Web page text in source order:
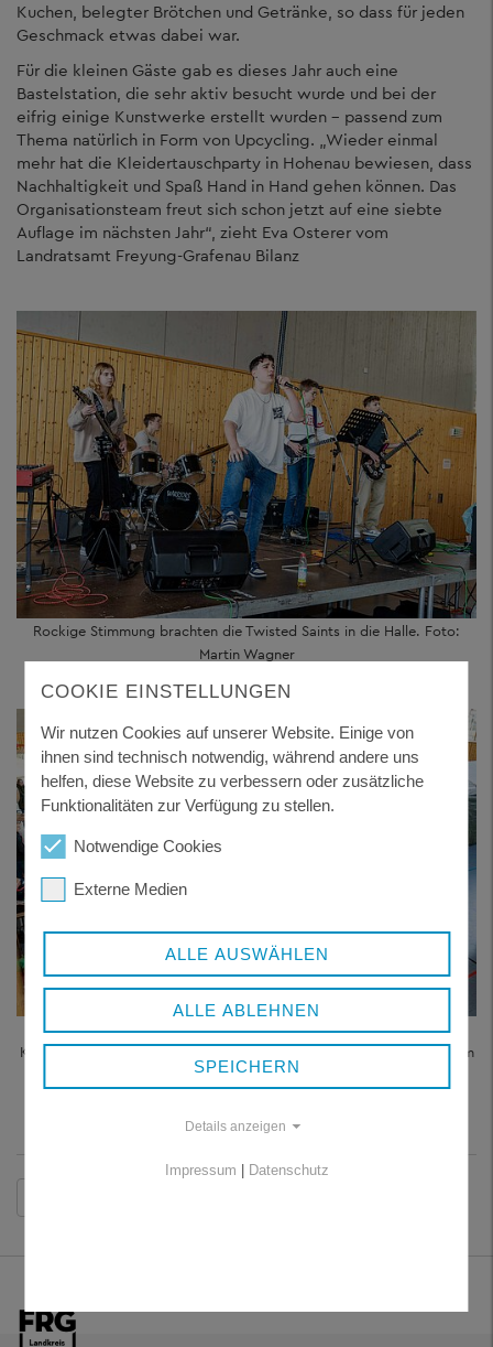
Kuchen, belegter Brötchen und Getränke, so dass für jeden
Geschmack etwas dabei war.
Für die kleinen Gäste gab es dieses Jahr auch eine
Bastelstation, die sehr aktiv besucht wurde und bei der
eifrig einige Kunstwerke erstellt wurden – passend zum
Thema natürlich in Form von Upcycling. „Wieder einmal
mehr hat die Kleidertauschparty in Hohenau bewiesen, dass
Nachhaltigkeit und Spaß Hand in Hand gehen können. Das
Organisationsteam freut sich schon jetzt auf eine siebte
Auflage im nächsten Jahr“, zieht Eva Osterer vom
Landratsamt Freyung-Grafenau Bilanz
Rockige Stimmung brachten die Twisted Saints in die Halle. Foto:
Martin Wagner
Ganz gespannt warten bereits zahlreiche Gäste, bis die
Kleidertauschparty startet und sich die Turnhalle in Hohenau zu einem
kleinen Modehaus verwandelt. Foto: Martin Wagner
COOKIE EINSTELLUNGEN
Wir nutzen Cookies auf unserer Website. Einige von
ihnen sind technisch notwendig, während andere uns
helfen, diese Website zu verbessern oder zusätzliche
Funktionalitäten zur Verfügung zu stellen.
Notwendige Cookies
Externe Medien
ALLE AUSWÄHLEN
ALLE ABLEHNEN
SPEICHERN
Details anzeigen
Impressum Datenschutz